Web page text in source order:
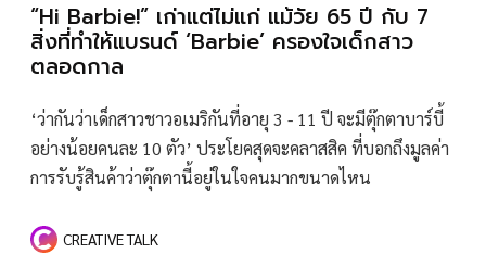
“Hi Barbie!” เก่าแต่ไม่แก่ แม้วัย 65 ปี กับ 7
สิ่งที่ทำให้แบรนด์ ‘Barbie’ ครองใจเด็กสาว
ตลอดกาล
‘ว่ากันว่าเด็กสาวชาวอเมริกันที่อายุ 3 - 11 ปี จะมีตุ๊กตาบาร์บี้
อย่างน้อยคนละ 10 ตัว’ ประโยคสุดจะคลาสสิค ที่บอกถึงมูลค่า
การรับรู้สินค้าว่าตุ๊กตานี้อยู่ในใจคนมากขนาดไหน
CREATIVE TALK